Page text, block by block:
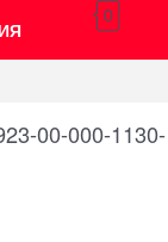
0
00-000-1130-